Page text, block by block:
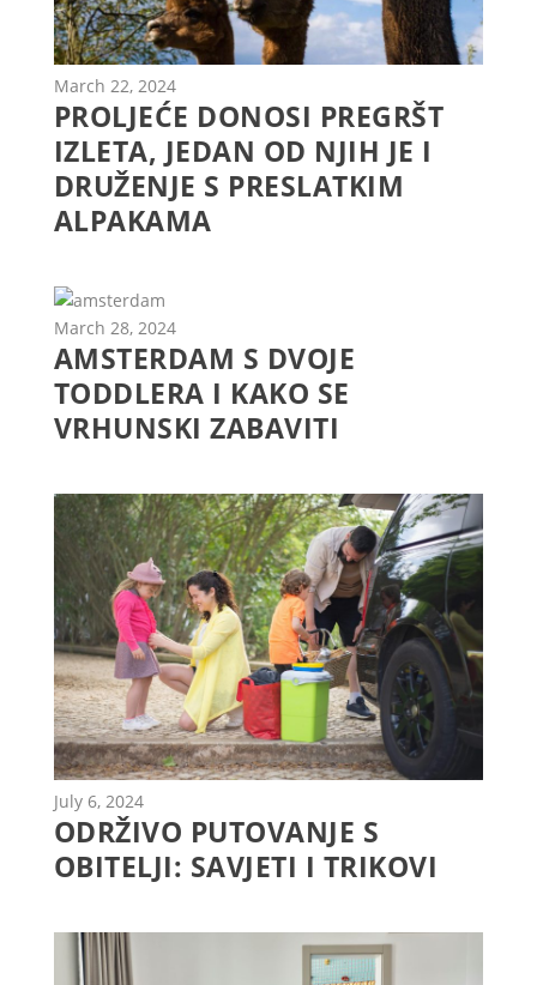
March 22, 2024
PROLJEĆE DONOSI PREGRŠT
IZLETA, JEDAN OD NJIH JE I
DRUŽENJE S PRESLATKIM
ALPAKAMA
March 28, 2024
AMSTERDAM S DVOJE
TODDLERA I KAKO SE
VRHUNSKI ZABAVITI
July 6, 2024
ODRŽIVO PUTOVANJE S
OBITELJI: SAVJETI I TRIKOVI